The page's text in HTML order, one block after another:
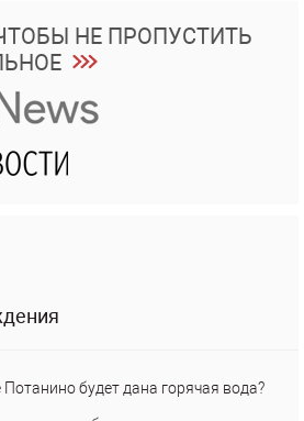
НЕ ПРОПУСТИТЬ
Потанино будет дана горячая вода?